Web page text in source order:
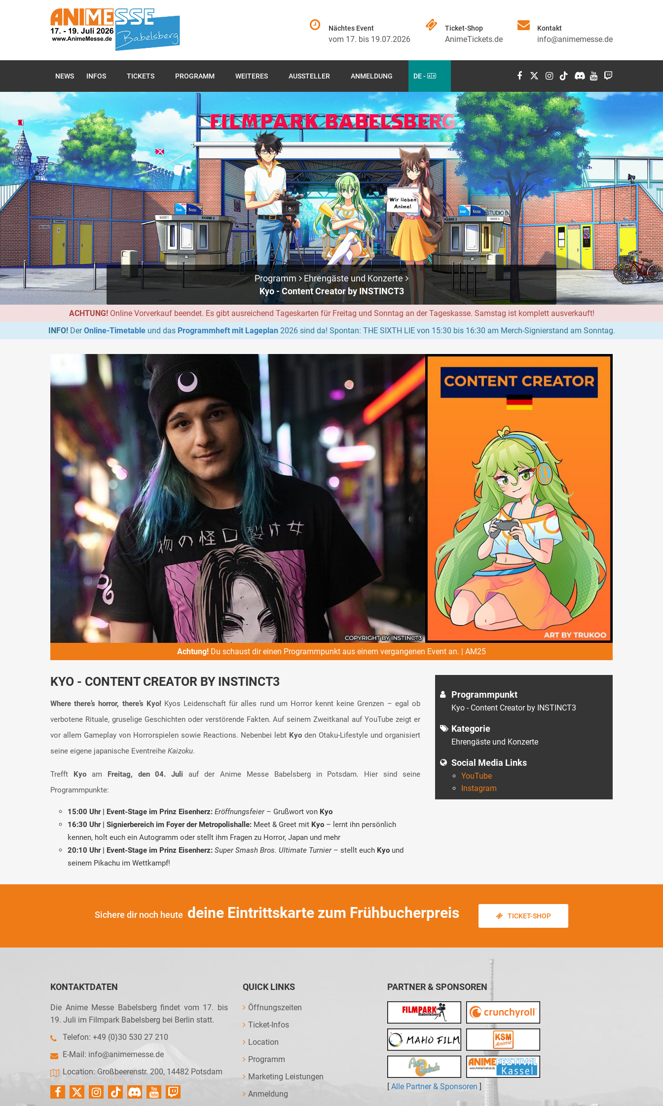
Nächtes Event
vom 17. bis 19.07.2026
Ticket-Shop
AnimeTickets.de
Kontakt
info@animemesse.de
NEWS INFOS TICKETS PROGRAMM WEITERES AUSSTELLER ANMELDUNG DE -
Programm
Ehrengäste und Konzerte
Kyo - Content Creator by INSTINCT3
ACHTUNG!Online Vorverkauf beendet. Es gibt ausreichend Tageskarten für Freitag und Sonntag an der Tageskasse. Samstag ist komplett ausverkauft!
INFO!DerOnline-Timetableund das Programmheft mit Lageplan 2026 sind da! Spontan: THE SIXTH LIE von 15:30 bis 16:30 am Merch-Signierstand am Sonntag.
Achtung! Du schaust dir einen Programmpunkt aus einem vergangenen Event an. | AM25
KYO - CONTENT CREATOR BY INSTINCT3
Where there’s horror, there’s Kyo!Kyos Leidenschaft für alles rund um Horror kennt keine Grenzen – egal ob
verbotene Rituale, gruselige Geschichten oder verstörende Fakten. Auf seinem Zweitkanal auf YouTube zeigt er
vor allem Gameplay von Horrorspielen sowie Reactions. Nebenbei lebt Kyo den Otaku-Lifestyle und organisiert
seine eigene japanische Eventreihe Kaizoku.
Trefft Kyoam Freitag, den 04. Juli auf der Anime Messe Babelsberg in Potsdam. Hier sind seine
Programmpunkte:
15:00 Uhr | Event-Stage im Prinz Eisenherz: Eröffnungsfeier– Grußwort von Kyo
16:30 Uhr | Signierbereich im Foyer der Metropolishalle: Meet & Greet mit Kyo – lernt ihn persönlich
kennen, holt euch ein Autogramm oder stellt ihm Fragen zu Horror, Japan und mehr
20:10 Uhr | Event-Stage im Prinz Eisenherz: Super Smash Bros. Ultimate Turnier– stellt euch Kyo und
seinem Pikachu im Wettkampf!
Programmpunkt
Kyo - Content Creator by INSTINCT3
Kategorie
Ehrengäste und Konzerte
Social Media Links
YouTube
Instagram
Sichere dir noch heute deine Eintrittskarte zum Frühbucherpreis TICKET-SHOP
KONTAKTDATEN
Die Anime Messe Babelsberg findet vom 17. bis
19. Juli im Filmpark Babelsberg bei Berlin statt.
Telefon: +49 (0)30 530 27 210
E-Mail: info@animemesse.de
Location: Großbeerenstr. 200, 14482 Potsdam
QUICK LINKS
Öffnungszeiten
Ticket-Infos
Location
Programm
Marketing Leistungen
Anmeldung
PARTNER & SPONSOREN
[ Alle Partner & Sponsoren ]